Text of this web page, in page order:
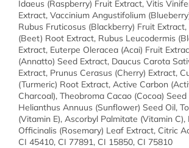
Idaeus (Raspberry) Fruit Extract, Vitis
Extract, Vaccinium Angustifolium
Rubus Fruticosus (Blackberry) Fruit
(Beet) Root Extract, Rubus Leucodermis
Extract, Euterpe Oleracea (Acai) Fruit
(Annatto) Seed Extract, Daucus Carota
Extract, Prunus Cerasus (Cherry) Extract,
(Turmeric) Root Extract, Active Carbon
Charcoal), Theobroma Cacao (Cocoa)
Helianthus Annuus (Sunflower) Seed Oil,
(Vitamin E), Ascorbyl Palmitate (Vitamin C),
Officinalis (Rosemary) Leaf Extract, Citric
CI 45410, CI 77891, CI 15850, CI 75810